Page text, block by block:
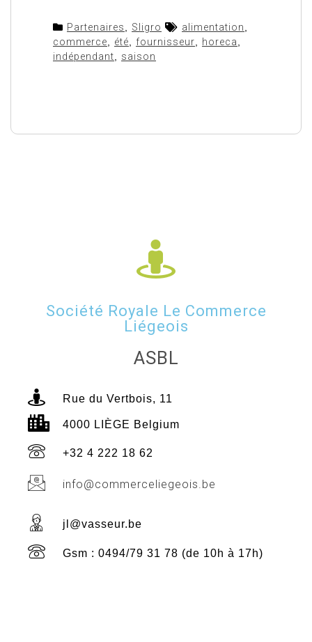
Partenaires Sligro alimentation
commerce
été fournisseur horeca
indépendant
saison
Société Royale Le Commerce
Liégeois
ASBL
Rue du Vertbois, 11
4000 LIÈGE Belgium
+32 4 222 18 62
info@commerceliegeois.be
jl@vasseur.be
Gsm : 0494/79 31 78 (de 10h à 17h)